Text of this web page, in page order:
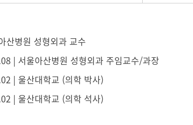
산병원 성형외과 교수
| 서울아산병원 성형외과 주임교수/과장
| 울산대학교 (의학 박사)
| 울산대학교 (의학 석사)